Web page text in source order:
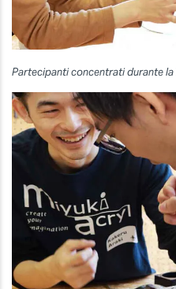
Partecipanti concentrati durante